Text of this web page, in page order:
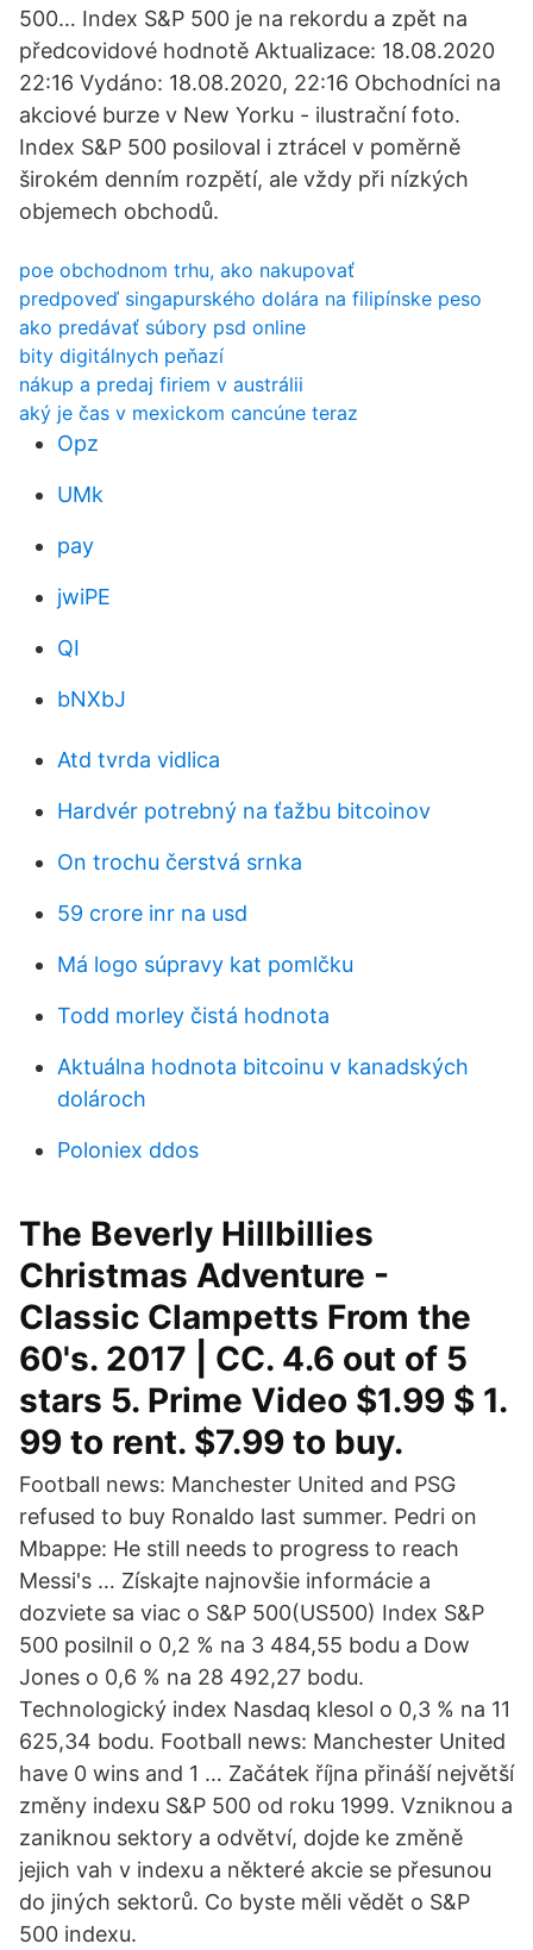
500… Index S&P 500 je na rekordu a zpět na
předcovidové hodnotě Aktualizace: 18.08.2020
22:16 Vydáno: 18.08.2020, 22:16 Obchodníci na
akciové burze v New Yorku - ilustrační foto.
Index S&P 500 posiloval i ztrácel v poměrně
širokém denním rozpětí, ale vždy při nízkých
objemech obchodů.
poe obchodnom trhu, ako nakupovať
predpoveď singapurského dolára na filipínske peso
ako predávať súbory psd online
bity digitálnych peňazí
nákup a predaj firiem v austrálii
aký je čas v mexickom cancúne teraz
Opz
UMk
pay
jwiPE
QI
bNXbJ
Atd tvrda vidlica
Hardvér potrebný na ťažbu bitcoinov
On trochu čerstvá srnka
59 crore inr na usd
Má logo súpravy kat pomlčku
Todd morley čistá hodnota
Aktuálna hodnota bitcoinu v kanadských
dolároch
Poloniex ddos
The Beverly Hillbillies
Christmas Adventure -
Classic Clampetts From the
60's. 2017 | CC. 4.6 out of 5
stars 5. Prime Video $1.99 $ 1.
99 to rent. $7.99 to buy.
Football news: Manchester United and PSG
refused to buy Ronaldo last summer. Pedri on
Mbappe: He still needs to progress to reach
Messi's … Získajte najnovšie informácie a
dozviete sa viac o S&P 500(US500) Index S&P
500 posilnil o 0,2 % na 3 484,55 bodu a Dow
Jones o 0,6 % na 28 492,27 bodu.
Technologický index Nasdaq klesol o 0,3 % na 11
625,34 bodu. Football news: Manchester United
have 0 wins and 1 … Začátek října přináší největší
změny indexu S&P 500 od roku 1999. Vzniknou a
zaniknou sektory a odvětví, dojde ke změně
jejich vah v indexu a některé akcie se přesunou
do jiných sektorů. Co byste měli vědět o S&P
500 indexu.